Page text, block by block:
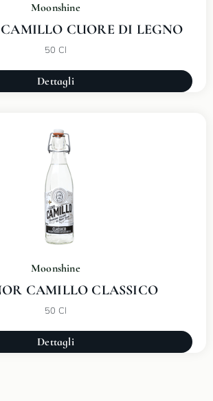
Moonshine
CUORE DI LEGNO
50 Cl
Dettagli
Moonshine
CAMILLO CLASSICO
50 Cl
Dettagli